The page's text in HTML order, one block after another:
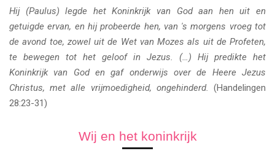
Hij (Paulus) legde het Koninkrijk van God aan hen uit en
getuigde ervan, en hij probeerde hen, van 's morgens vroeg tot
de avond toe, zowel uit de Wet van Mozes als uit de Profeten,
te bewegen tot het geloof in Jezus. (…) Hij predikte het
Koninkrijk van God en gaf onderwijs over de Heere Jezus
Christus, met alle vrijmoedigheid, ongehinderd. (Handelingen
28:23-31)
Wij en het koninkrijk